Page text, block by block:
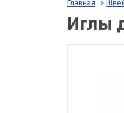
Главная
Иглы